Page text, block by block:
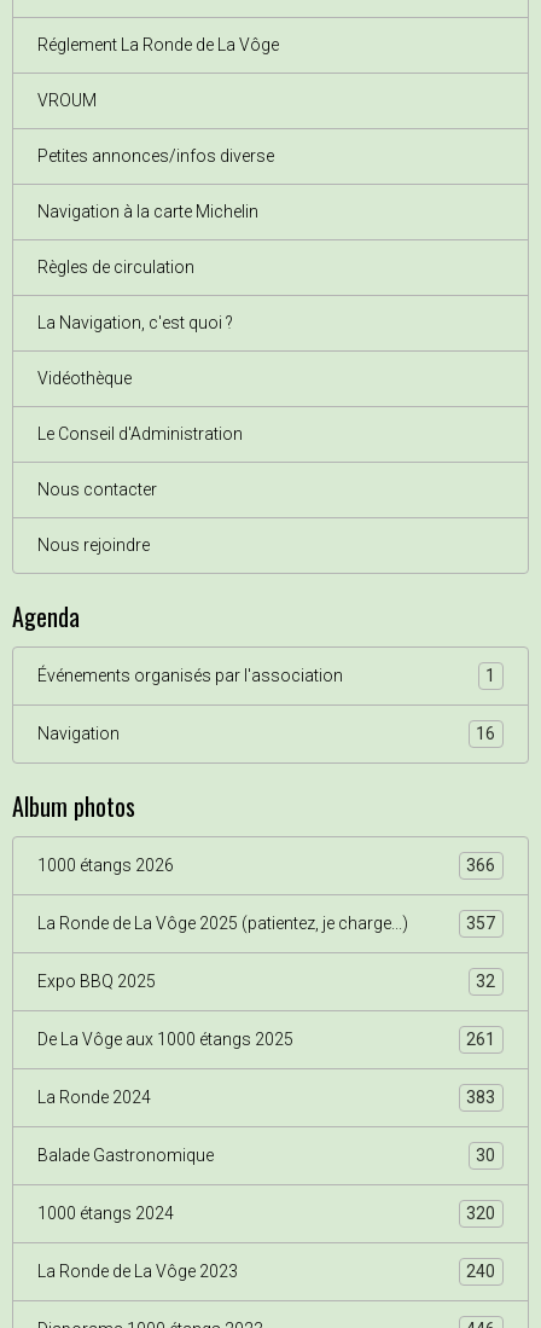
Réglement La Ronde de La Vôge
VROUM
Petites annonces/infos diverse
Navigation à la carte Michelin
Règles de circulation
La Navigation, c'est quoi ?
Vidéothèque
Le Conseil d'Administration
Nous contacter
Nous rejoindre
Agenda
Événements organisés par l'association 1
Navigation 16
Album photos
1000 étangs 2026 366
La Ronde de La Vôge 2025 (patientez, je charge...) 357
Expo BBQ 2025 32
De La Vôge aux 1000 étangs 2025 261
La Ronde 2024 383
Balade Gastronomique 30
1000 étangs 2024 320
La Ronde de La Vôge 2023 240